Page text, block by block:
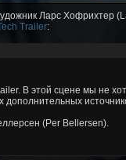
Ларс Хофрихтер
Trailer:
В этой сцене мы не
(Per Bellersen).